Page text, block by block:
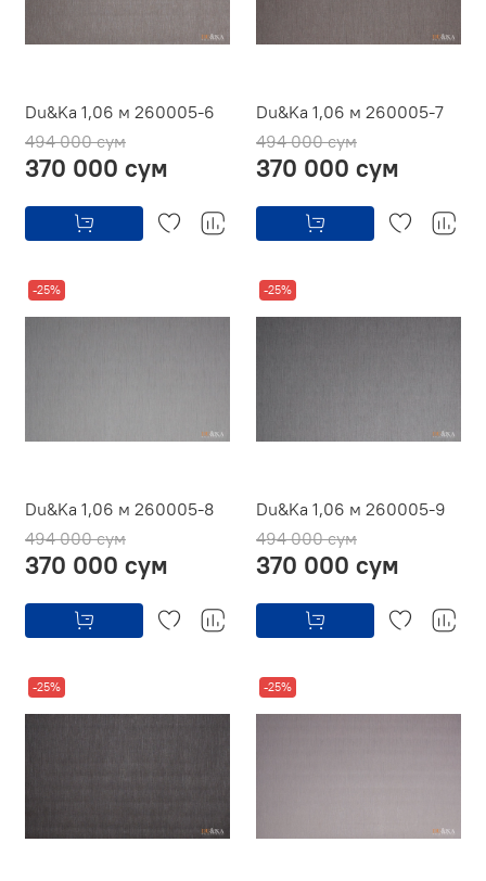
Du&Ka 1,06 м 260005-6
494 000 сум
370 000 сум
Du&Ka 1,06 м 260005-7
494 000 сум
370 000 сум
-25%
Du&Ka 1,06 м 260005-8
494 000 сум
370 000 сум
-25%
Du&Ka 1,06 м 260005-9
494 000 сум
370 000 сум
-25% -25%